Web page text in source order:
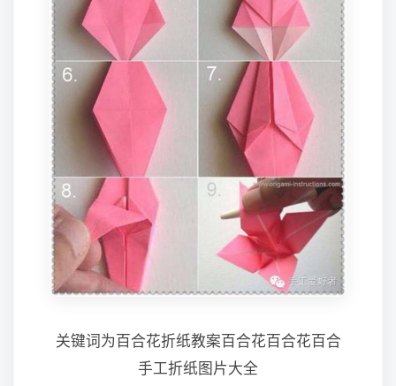
关键词为百合花折纸教案百合花百合花百合
手工折纸图片大全